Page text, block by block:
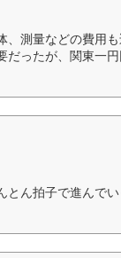
測量などの費用
だったが、関東一
とん拍子で進んで